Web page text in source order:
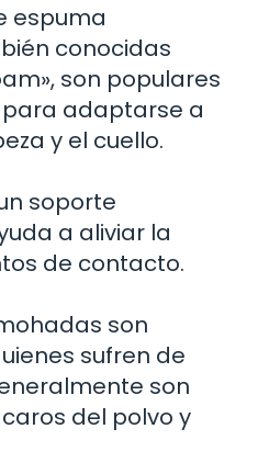
espuma
conocidas
son populares
adaptarse a
y el cuello.
soporte
a aliviar la
de contacto.
son
sufren de
son
del polvo y